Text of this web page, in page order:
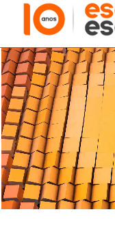
content